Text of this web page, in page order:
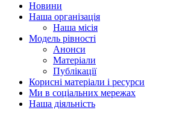
Новини
Наша організація
Наша місія
Модель рівності
Анонси
Матеріали
Публікації
Корисні матеріали і ресурси
Ми в соціальних мережах
Наша діяльність